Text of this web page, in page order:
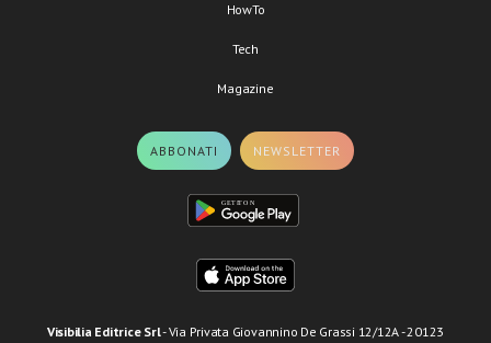
HowTo
Tech
Magazine
ABBONATI NEWSLETTER
Visibilia Editrice Srl- Via Privata Giovannino De Grassi 12/12A - 20123